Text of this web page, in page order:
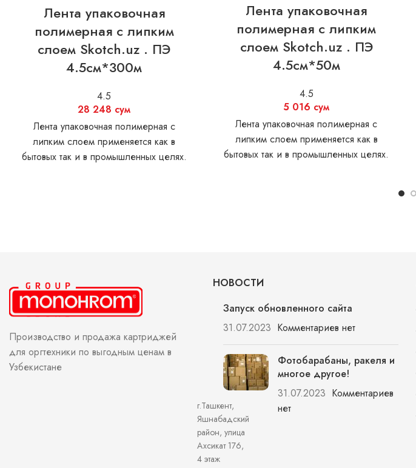
Лента упаковочная
полимерная с липким
слоем Skotch.uz . ПЭ
4.5см*300м
4.5
28 248 сум
Лента упаковочная полимерная с
липким слоем применяется как в
бытовых так и в промышленных целях.
Лента упаковочная
полимерная с липким
слоем Skotch.uz . ПЭ
4.5см*50м
4.5
5 016 сум
Лента упаковочная полимерная с
липким слоем применяется как в
бытовых так и в промышленных целях.
Производство и продажа картриджей
для оргтехники по выгодным ценам в
Узбекистане
г.Ташкент,
Яшнабадский
район, улица
Ахсикат 176,
4 этаж
НОВОСТИ
Запуск обновленного сайта
31.07.2023 Комментариев нет
Фотобарабаны, ракеля и
многое другое!
31.07.2023 Комментариев
нет